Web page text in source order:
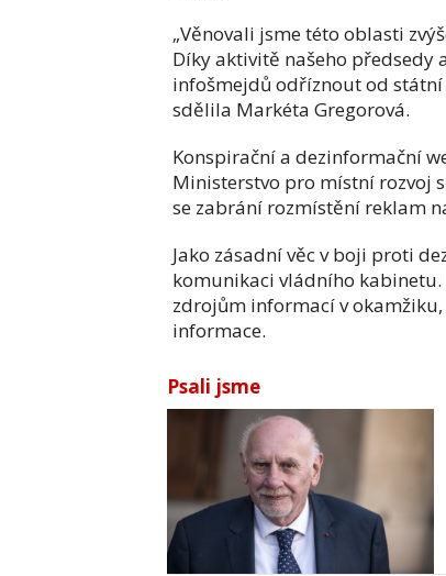
„Věnovali jsme této oblasti
Díky aktivitě našeho předsedy
infošmejdů odříznout od státní
sdělila Markéta Gregorová.
Konspirační a dezinformační
Ministerstvo pro místní rozvoj
se zabrání rozmístění reklam
Jako zásadní věc v boji proti
komunikaci vládního
zdrojům informací v
informace.
Psali jsme